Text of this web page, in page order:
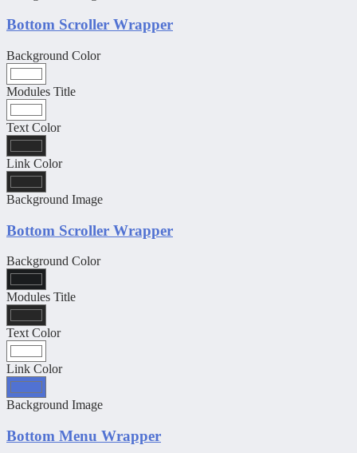
Bottom Scroller Wrapper
Background Color
Modules Title
Text Color
Link Color
Background Image
Bottom Scroller Wrapper
Background Color
Modules Title
Text Color
Link Color
Background Image
Bottom Menu Wrapper